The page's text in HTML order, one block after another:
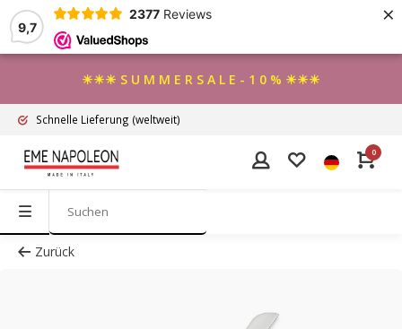
9,7
2377 Reviews ×
☀☀☀ S U M M E R S A L E - 1 0 % ☀☀☀
Schnelle Lieferung (weltweit)
0
Zurück